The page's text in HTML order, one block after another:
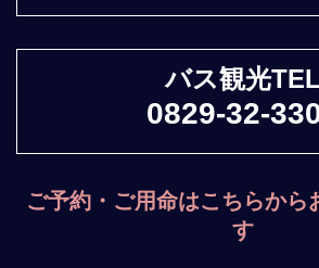
バス観光TEL
0829-32-
ご予約・ご用命はこちらから
す